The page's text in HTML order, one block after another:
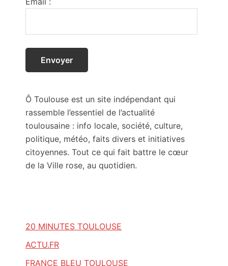
Ô Toulouse est un site indépendant qui
rassemble l’essentiel de l’actualité
toulousaine : info locale, société, culture,
politique, météo, faits divers et initiatives
citoyennes. Tout ce qui fait battre le cœur
de la Ville rose, au quotidien.
20 MINUTES TOULOUSE
ACTU.FR
FRANCE BLEU TOULOUSE